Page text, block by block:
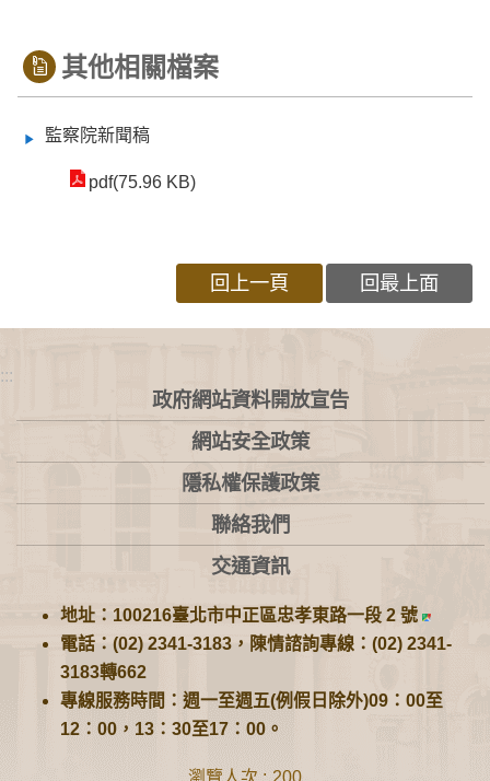
其他相關檔案
監察院新聞稿
pdf(75.96 KB)
回上一頁 回最上面
:::
政府網站資料開放宣告
網站安全政策
隱私權保護政策
聯絡我們
交通資訊
地址：100216臺北市中正區忠孝東路一段 2 號
電話：(02) 2341-3183，陳情諮詢專線：(02) 2341-
3183轉662
專線服務時間：週一至週五(例假日除外)09：00至
12：00，13：30至17：00。